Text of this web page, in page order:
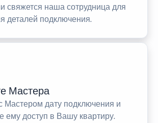
свяжется наша сотрудница для
деталей подключения.
Мастера
Мастером дату подключения и
ему доступ в Вашу квартиру.